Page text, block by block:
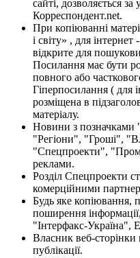
сайті, дозволяється
Корреспондент.net.
При копіюванні
і світу» , для
відкрите для
Посилання має бути
повного або
Гіперпосилання ( для
розміщена в
матеріалу.
Новини з позначками
"Регіони", "Гроші",
"Спецпроекти",
реклами.
Розділ Спецпроекти
комерційними
Будь яке копіювання,
поширення
"Інтерфакс-Україна",
Власник веб-сторінки
публікації.